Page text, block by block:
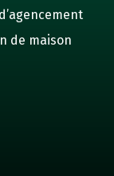
de maison